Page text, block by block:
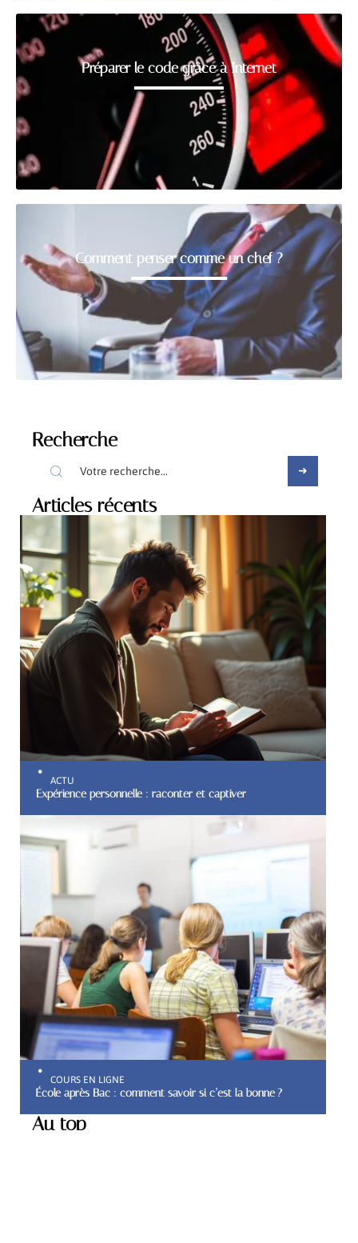
Préparer le code grâce à Internet
Comment penser comme un chef ?
Recherche
Articles récents
ACTU
Expérience personnelle : raconter et captiver
COURS EN LIGNE
École après Bac : comment savoir si c’est la bonne ?
Au top